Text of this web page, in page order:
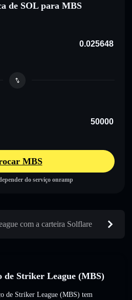
de SOL para MBS
MBS
do serviço onramp
com a carteira Solflare
de Striker League (MBS)
de Striker League (MBS) tem